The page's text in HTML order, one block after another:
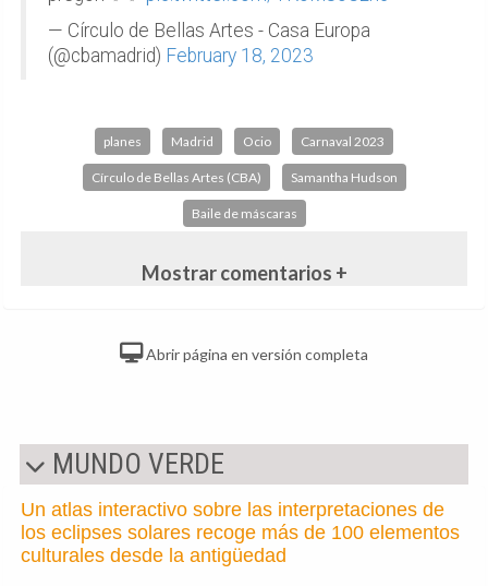
— Círculo de Bellas Artes - Casa Europa
(@cbamadrid) February 18, 2023
planes Madrid Ocio Carnaval 2023
Círculo de Bellas Artes (CBA) Samantha Hudson
Baile de máscaras
Mostrar comentarios +
Abrir página en versión completa
MUNDO VERDE
Un atlas interactivo sobre las interpretaciones de
los eclipses solares recoge más de 100 elementos
culturales desde la antigüedad